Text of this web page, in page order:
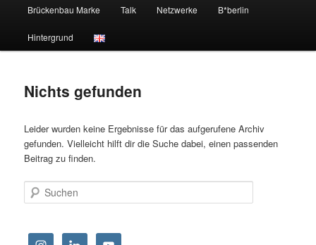
Brückenbau Marke Talk Netzwerke B*berlin
Hintergrund
Nichts gefunden
Leider wurden keine Ergebnisse für das aufgerufene Archiv
gefunden. Vielleicht hilft dir die Suche dabei, einen passenden
Beitrag zu finden.
Suchen